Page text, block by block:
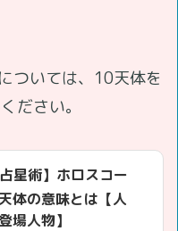
ついては、10天体を
ださい。
占星術】ホロスコー
体の意味とは【人
場人物】